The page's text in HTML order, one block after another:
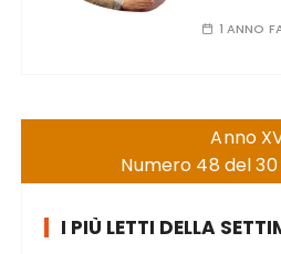
1 ANNO
Anno
Numero 48 del
I PIÙ LETTI DELLA